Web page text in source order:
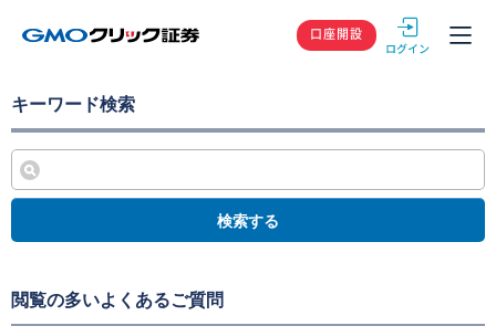
GMOクリック
口座開設
キーワード検索
検索する
閲覧の多いよくあるご質問